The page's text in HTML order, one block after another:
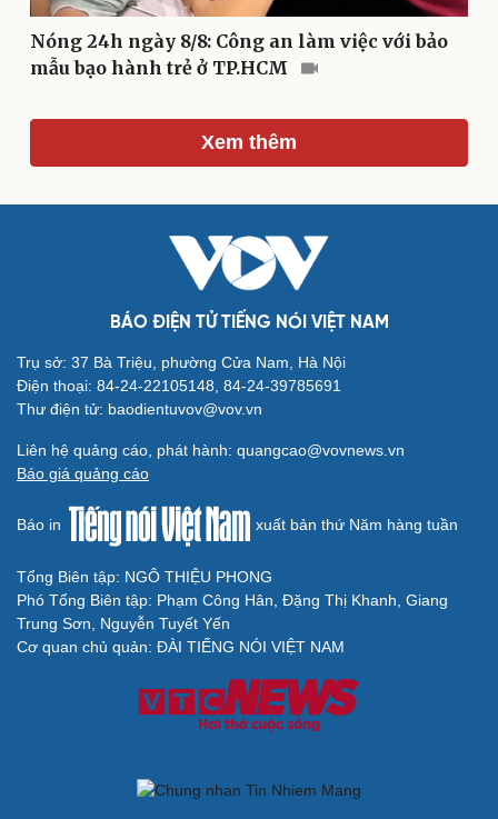
Săn Tour
Đọc truyện đêm khuya
Cửa sổ tình yêu
Kể chuyện cho bé
Hạt giống tâm hồn
Cải chính
Nóng 24h ngày 8/8: Công an làm việc với bảo
mẫu bạo hành trẻ ở TP.HCM
Xem thêm
BÁO ĐIỆN TỬ TIẾNG NÓI VIỆT NAM
Trụ sở: 37 Bà Triệu, phường Cửa Nam, Hà Nội
Điện thoại: 84-24-22105148, 84-24-39785691
Thư điện tử: baodientuvov@vov.vn
Liên hệ quảng cáo, phát hành: quangcao@vovnews.vn
Báo giá quảng cáo
Báo in xuất bản thứ Năm hàng tuần
Tổng Biên tập: NGÔ THIỆU PHONG
Phó Tổng Biên tập: Phạm Công Hân, Đặng Thị Khanh, Giang
Trung Sơn, Nguyễn Tuyết Yến
Cơ quan chủ quản: ĐÀI TIẾNG NÓI VIỆT NAM